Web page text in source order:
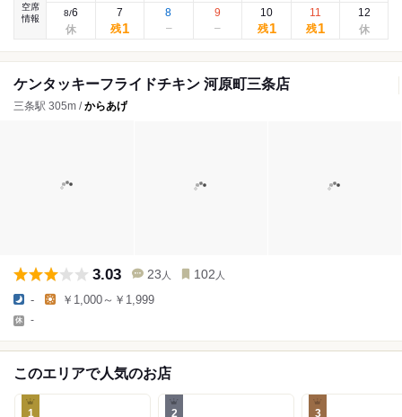
空席
情報
8/6
7
残1
8 9
10
残1
11
残1
12
ケンタッキーフライドチキン 河原町三条店
三条駅 305m /からあげ
3.03 23 人 102 人
- ￥1,000～￥1,999
-
このエリアで人気のお店
1 2 3